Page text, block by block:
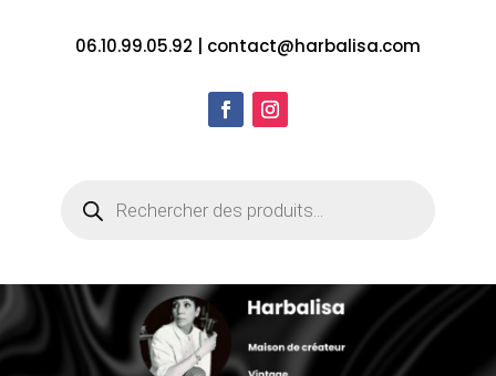
06.10.99.05.92 contact@harbalisa.com
produits